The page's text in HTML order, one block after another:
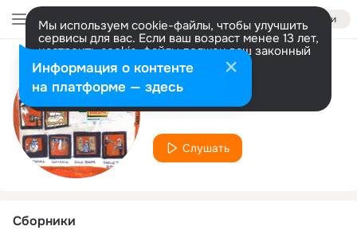
Войти
Мы используем cookie-файлы, чтобы улучшить
сервисы для вас. Если ваш возраст менее 13 лет,
настроить cookie-файлы должен ваш законный
представитель. Больше информации
Разрешить все Настроить
Исполнитель
The Brass Bed
Слушать
Сборники
Информация о контенте
на платформе — здесь